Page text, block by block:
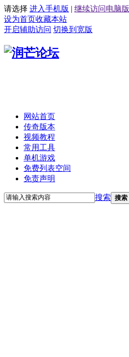
请选择 进入手机版 | 继续访问电脑版
设为首页收藏本站
开启辅助访问 切换到宽版
网站首页
传奇版本
视频教程
常用工具
单机游戏
免费列表空间
免责声明
搜索 搜索